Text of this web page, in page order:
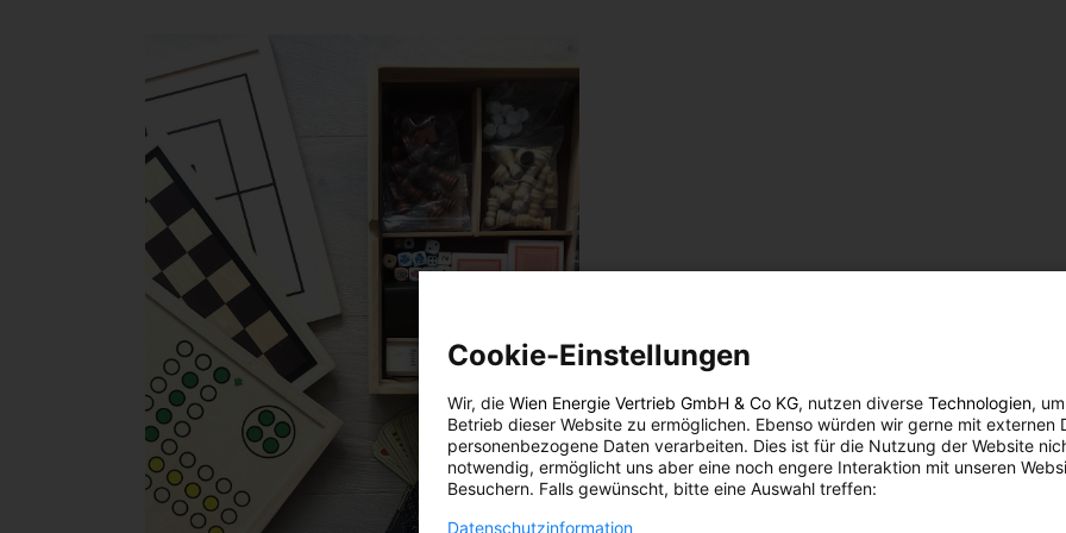
Cookie-Einstellungen
Wir, die Wien Energie Vertrieb GmbH & Co KG, nutzen diverse Technologien,
Betrieb dieser Website zu ermöglichen. Ebenso würden wir gerne mit externen
personenbezogene Daten verarbeiten. Dies ist für die Nutzung der Website
notwendig, ermöglicht uns aber eine noch engere Interaktion mit unseren
Besuchern. Falls gewünscht, bitte eine Auswahl treffen:
Datenschutzinformation